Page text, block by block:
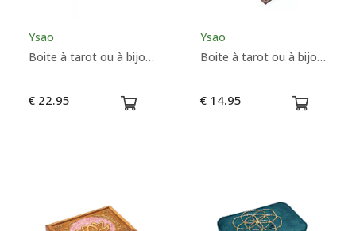
Ysao
Boite à tarot ou à bijoux Bouddha - Grande
€ 22.95
Ysao
Boite à tarot ou à bijoux Bouddha - Petite
€ 14.95